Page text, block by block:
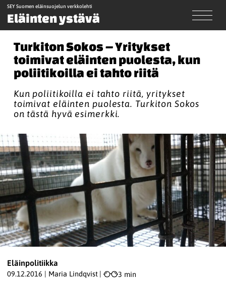
SEY Suomen eläinsuojelun verkkolehti
Eläinten ystävä
Turkiton Sokos – Yritykset
toimivat eläinten puolesta, kun
poliitikoilla ei tahto riitä
Kun poliitikoilla ei tahto riitä, yritykset
toimivat eläinten puolesta. Turkiton Sokos
on tästä hyvä esimerkki.
Eläinpolitiikka
09.12.2016 | Maria Lindqvist | 3 min